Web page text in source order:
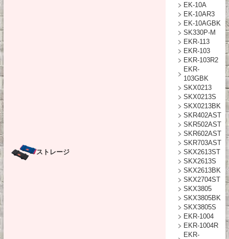
ストレージ
EK-10A
EK-10AR3
EK-10AGBK
SK330P-M
EKR-113
EKR-103
EKR-103R2
EKR-
103GBK
SKX0213
SKX0213S
SKX0213BK
SKR402AST
SKR502AST
SKR602AST
SKR703AST
SKX2613ST
SKX2613S
SKX2613BK
SKX2704ST
SKX3805
SKX3805BK
SKX3805S
EKR-1004
EKR-1004R
EKR-